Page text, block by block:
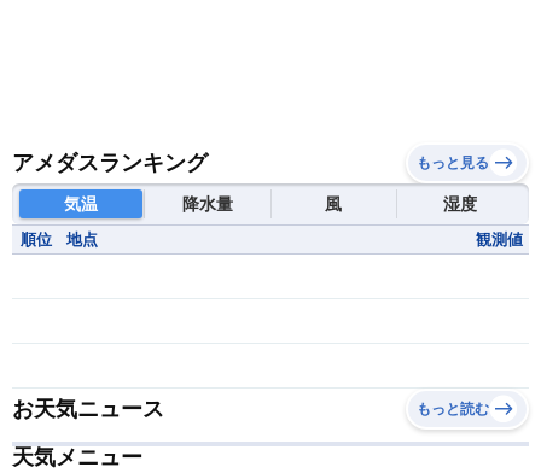
アメダスランキング もっと見る
気温 降水量 風 湿度
順位 地点 観測値
お天気ニュース もっと読む
天気メニュー